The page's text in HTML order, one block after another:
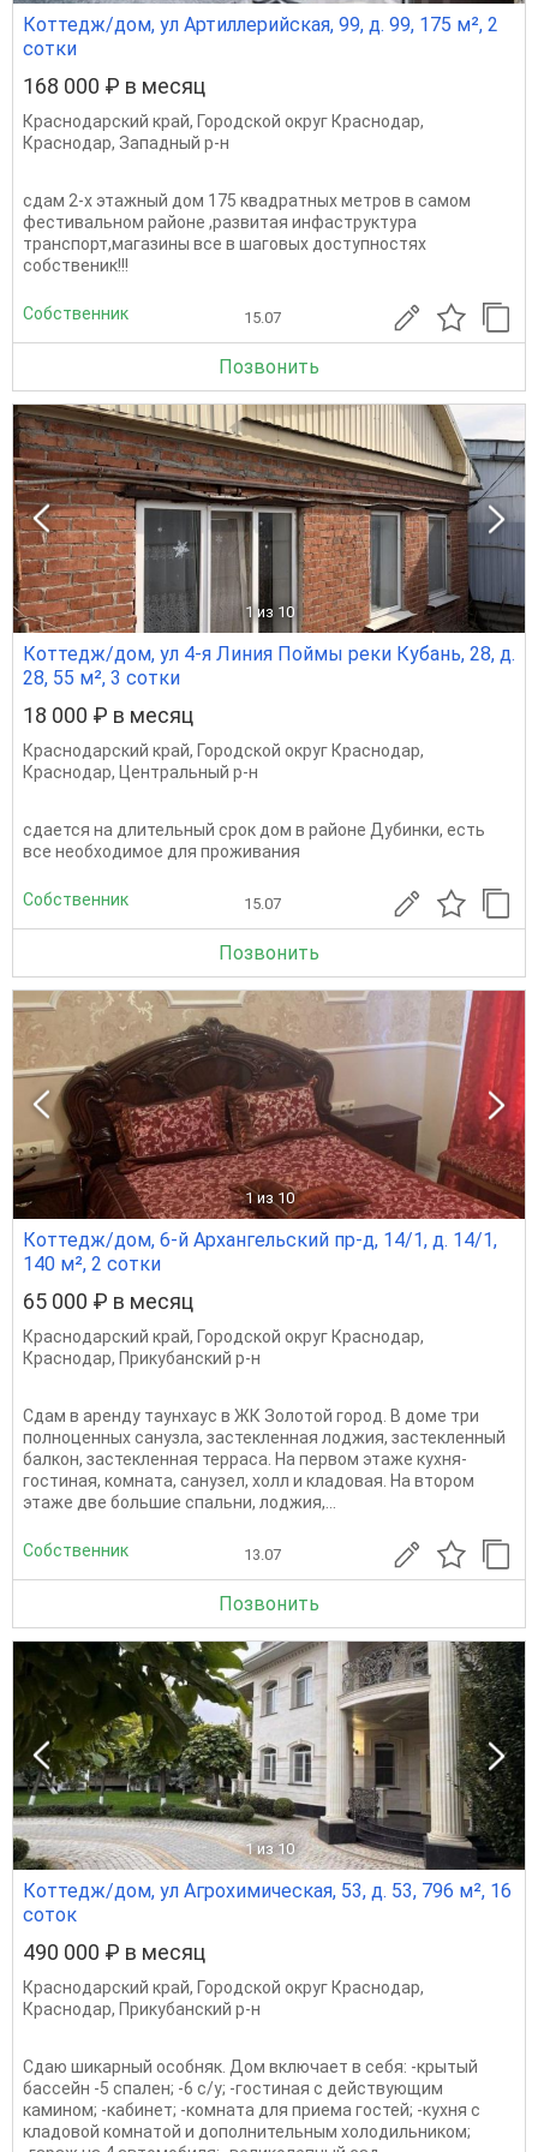
Коттедж/дом, ул Артиллерийская, 99, д. 99, 175 м², 2
сотки
168 000 ₽ в месяц
Краснодарский край, Городской округ Краснодар,
Краснодар, Западный р-н
сдам 2-х этажный дом 175 квадратных метров в самом
фестивальном районе ,развитая инфаструктура
транспорт,магазины все в шаговых доступностях
собственик!!!
Собственник 15.07
Позвонить
1 из 10
Коттедж/дом, ул 4-я Линия Поймы реки Кубань, 28, д.
28, 55 м², 3 сотки
18 000 ₽ в месяц
Краснодарский край, Городской округ Краснодар,
Краснодар, Центральный р-н
сдается на длительный срок дом в районе Дубинки, есть
все необходимое для проживания
Собственник 15.07
Позвонить
1 из 10
Коттедж/дом, 6-й Архангельский пр-д, 14/1, д. 14/1,
140 м², 2 сотки
65 000 ₽ в месяц
Краснодарский край, Городской округ Краснодар,
Краснодар, Прикубанский р-н
Сдам в аренду таунхаус в ЖК Золотой город. В доме три
полноценных санузла, застекленная лоджия, застекленный
балкон, застекленная терраса. На первом этаже кухня-
гостиная, комната, санузел, холл и кладовая. На втором
этаже две большие спальни, лоджия,...
Собственник 13.07
Позвонить
1 из 10
Коттедж/дом, ул Агрохимическая, 53, д. 53, 796 м², 16
соток
490 000 ₽ в месяц
Краснодарский край, Городской округ Краснодар,
Краснодар, Прикубанский р-н
Сдаю шикарный особняк. Дом включает в себя: -крытый
бассейн -5 спален; -6 с/у; -гостиная с действующим
камином; -кабинет; -комната для приема гостей; -кухня с
кладовой комнатой и дополнительным холодильником;